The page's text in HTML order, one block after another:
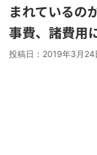
まれているの
事費、諸費用
投稿日：2019年3月24